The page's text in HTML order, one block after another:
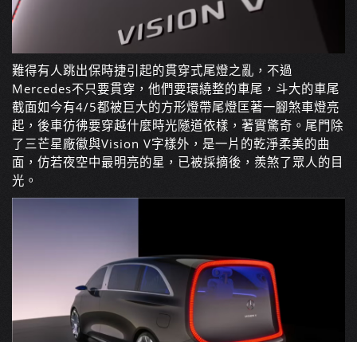
難得有人跳出保時捷引起的貫穿式尾燈之亂，不過
Mercedes不只要貫穿，他們要環繞整的車尾，斗大的車尾
截面如今有4/5都被巨大的方形燈帶尾燈匡著一腳煞車燈亮
起，後車彷彿要穿越什麼時光隧道依樣，著實驚奇。尾門除
了三芒星廠徽與Vision V字樣外，是一片的乾淨柔美的曲
面，仿若夜空中最明亮的星，已被採摘後，羨煞了眾人的目
光。